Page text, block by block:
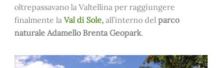
oltrepassavano la Valtellina per raggiungere
finalmente la Val di Sole, all’interno del parco
naturale Adamello Brenta Geopark.